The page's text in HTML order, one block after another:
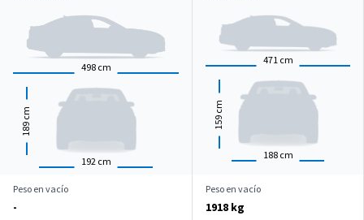
498 cm
192 cm
189
cm
471 cm
188 cm
159
cm
Peso en vacío
-
Peso en vacío
1918 kg